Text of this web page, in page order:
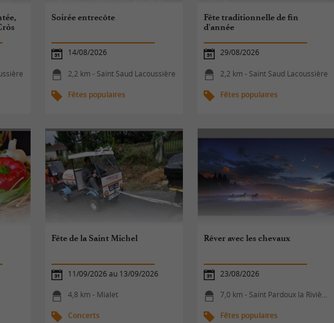
Soirée entrecôte
14/08/2026
2,2 km - Saint Saud Lacoussière
Fêtes populaires
Fête traditionnelle de fin
d'année
29/08/2026
2,2 km - Saint Saud Lacoussière
Fêtes populaires
Fête de la Saint Michel
11/09/2026 au 13/09/2026
4,8 km - Mialet
Concerts
Rêver avec les chevaux
23/08/2026
7,0 km - Saint Pardoux la Rivière
Fêtes populaires